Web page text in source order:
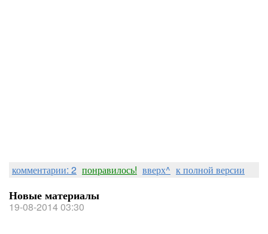
комментарии: 2 понравилось! вверх^ к полной версии
Новые материалы
19-08-2014 03:30